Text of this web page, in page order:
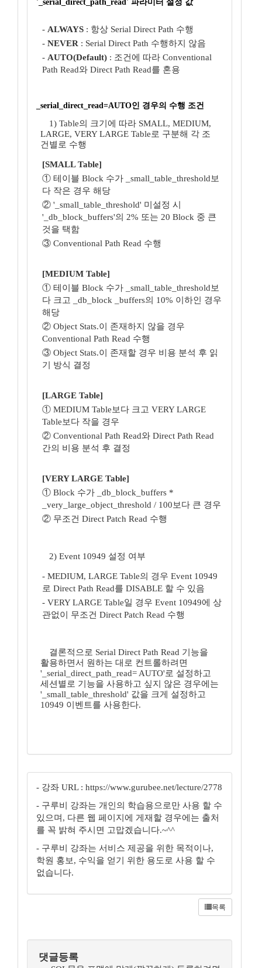
'_serial_direct_path_read' 파라미터 설정 값
- ALWAYS : 항상 Serial Direct Path 수행
- NEVER : Serial Direct Path 수행하지 않음
- AUTO(Default) : 조건에 따라 Conventional
Path Read와 Direct Path Read를 혼용
_serial_direct_read=AUTO인 경우의 수행 조건
1) Table의 크기에 따라 SMALL, MEDIUM,
LARGE, VERY LARGE Table로 구분해 각 조
건별로 수행
[SMALL Table]
① 테이블 Block 수가 _small_table_threshold보
다 작은 경우 해당
② '_small_table_threshold' 미설정 시
'_db_block_buffers'의 2% 또는 20 Block 중 큰
것을 택함
③ Conventional Path Read 수행
[MEDIUM Table]
① 테이블 Block 수가 _small_table_threshold보
다 크고 _db_block _buffers의 10% 이하인 경우
해당
② Object Stats.이 존재하지 않을 경우
Conventional Path Read 수행
③ Object Stats.이 존재할 경우 비용 분석 후 읽
기 방식 결정
[LARGE Table]
① MEDIUM Table보다 크고 VERY LARGE
Table보다 작을 경우
② Conventional Path Read와 Direct Path Read
간의 비용 분석 후 결정
[VERY LARGE Table]
① Block 수가 _db_block_buffers *
_very_large_object_threshold / 100보다 큰 경우
② 무조건 Direct Patch Read 수행
2) Event 10949 설정 여부
- MEDIUM, LARGE Table의 경우 Event 10949
로 Direct Path Read를 DISABLE 할 수 있음
- VERY LARGE Table일 경우 Event 10949에 상
관없이 무조건 Direct Patch Read 수행
결론적으로 Serial Direct Path Read 기능을
활용하면서 원하는 대로 컨트롤하려면
'_serial_direct_path_read= AUTO'로 설정하고
세션별로 기능을 사용하고 싶지 않은 경우에는
'_small_table_threshold' 값을 크게 설정하고
10949 이벤트를 사용한다.
- 강좌 URL : https://www.gurubee.net/lecture/2778
- 구루비 강좌는 개인의 학습용으로만 사용 할 수
있으며, 다른 웹 페이지에 게재할 경우에는 출처
를 꼭 밝혀 주시면 고맙겠습니다.~^^
- 구루비 강좌는 서비스 제공을 위한 목적이나,
학원 홍보, 수익을 얻기 위한 용도로 사용 할 수
없습니다.
목록
댓글등록